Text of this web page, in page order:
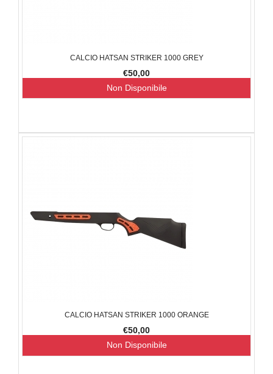
CALCIO HATSAN STRIKER 1000 GREY
€50,00
Non Disponibile
CALCIO HATSAN STRIKER 1000 ORANGE
€50,00
Non Disponibile